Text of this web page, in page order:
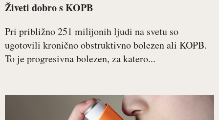
Živeti dobro s KOPB
Pri približno 251 milijonih ljudi na svetu so
ugotovili kronično obstruktivno bolezen ali KOPB.
To je progresivna bolezen, za katero...